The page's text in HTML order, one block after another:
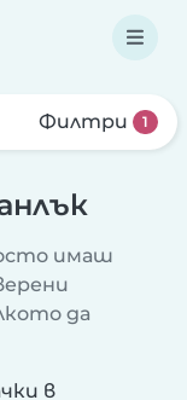
Филтри 1
имаш
да
в